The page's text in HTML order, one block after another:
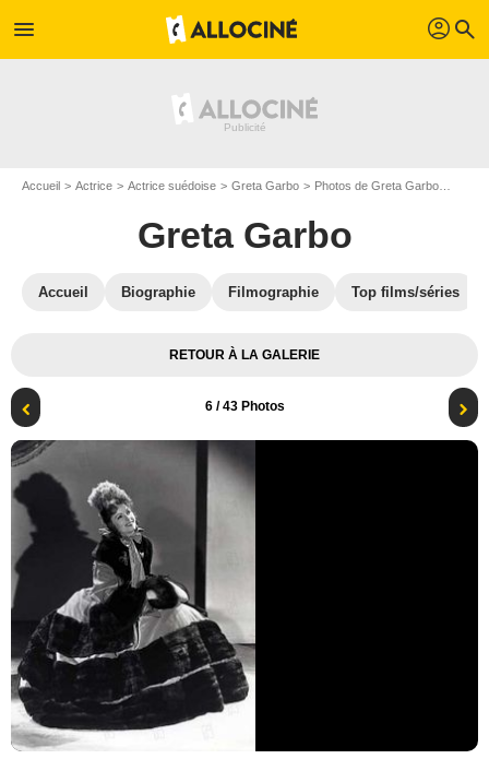
menu profil search
Accueil Actrice Actrice suédoise Greta Garbo Photos de Greta Garbo
Greta Garbo
Accueil Biographie Filmographie Top films/séries
RETOUR À LA GALERIE
6/ 43 Photos